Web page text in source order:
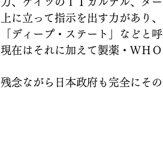
上に立って指示を出す力があり
「ディープ・ステート」などと
現在はそれに加えて製薬・ＷＨ
残念ながら日本政府も完全にそ